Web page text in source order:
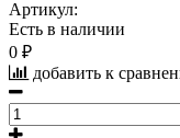
Артикул:
Есть в наличии
0 ₽
добавить к